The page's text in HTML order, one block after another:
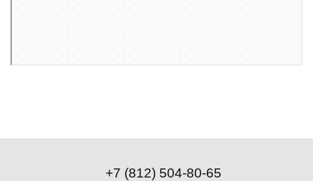
+7 (812) 504-80-65